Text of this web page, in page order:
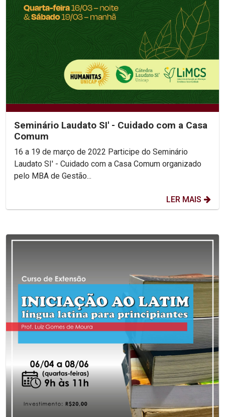
Seminário Laudato SI' - Cuidado com a Casa
Comum
16 a 19 de março de 2022 Participe do Seminário
Laudato SI' - Cuidado com a Casa Comum organizado
pelo MBA de Gestão...
LER MAIS